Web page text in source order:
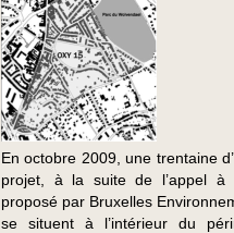
En octobre 2009, une trentaine
projet, à la suite de l’appel à
proposé par Bruxelles
se situent à l’intérieur du